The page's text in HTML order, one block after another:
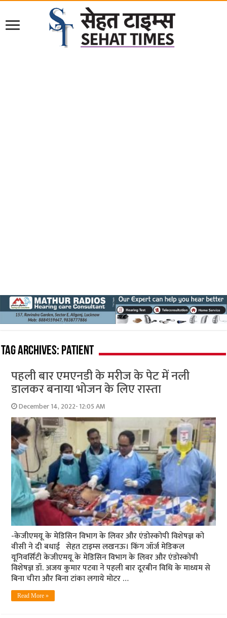
Tag Archives: patient
पहली बार एमएनडी के मरीज के पेट में नली
डालकर बनाया भोजन के लिए रास्‍ता
December 14, 2022- 12:05 AM
-केजीएमयू के मेडिसिन विभाग के लिवर और एंडोस्‍कोपी विशेषज्ञ को
वीसी ने दी बधाई सेहत टाइम्‍स लखनऊ। किंग जॉर्ज मेडिकल
यूनिवर्सिटी केजीएमयू के मेडिसिन विभाग के लिवर और एंडोस्कोपी
विशेषज्ञ डॉ. अजय कुमार पटवा ने पहली बार दूरबीन विधि के माध्यम से
बिना चीरा और बिना टांका लगाये मोटर …
Read More »